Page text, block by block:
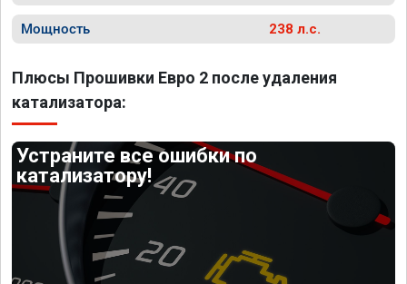
Мощность 238 л.с.
Плюсы Прошивки Евро 2 после удаления
катализатора:
Устраните все ошибки по
катализатору!